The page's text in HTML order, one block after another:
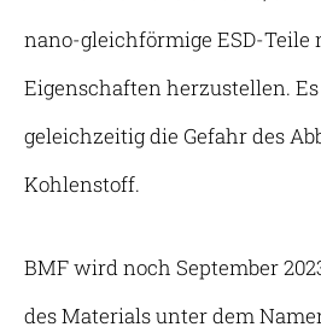
nano-gleichförmige ESD-Teile
Eigenschaften herzustellen.
geleichzeitig die Gefahr des
Kohlenstoff.
BMF wird noch September
des Materials unter dem